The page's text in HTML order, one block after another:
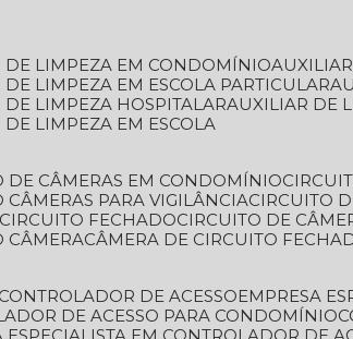
DE LIMPEZA EM CONDOMÍNIO
DE LIMPEZA EM ESCOLA PARTICULAR
DE LIMPEZA HOSPITALAR
AUXILIAR DE
DE LIMPEZA EM ESCOLA
DE CÂMERAS EM CONDOMÍNIO
CÂMERAS PARA VIGILÂNCIA
CIRCUITO
CIRCUITO FECHADO
CIRCUITO DE
CÂMERA
CÂMERA DE CIRCUITO
CONTROLADOR DE ACESSO
EMPRESA
DE ACESSO PARA CONDOMÍNIO